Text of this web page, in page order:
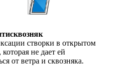
створки в открытом
не дает ей
от ветра и сквозняка.